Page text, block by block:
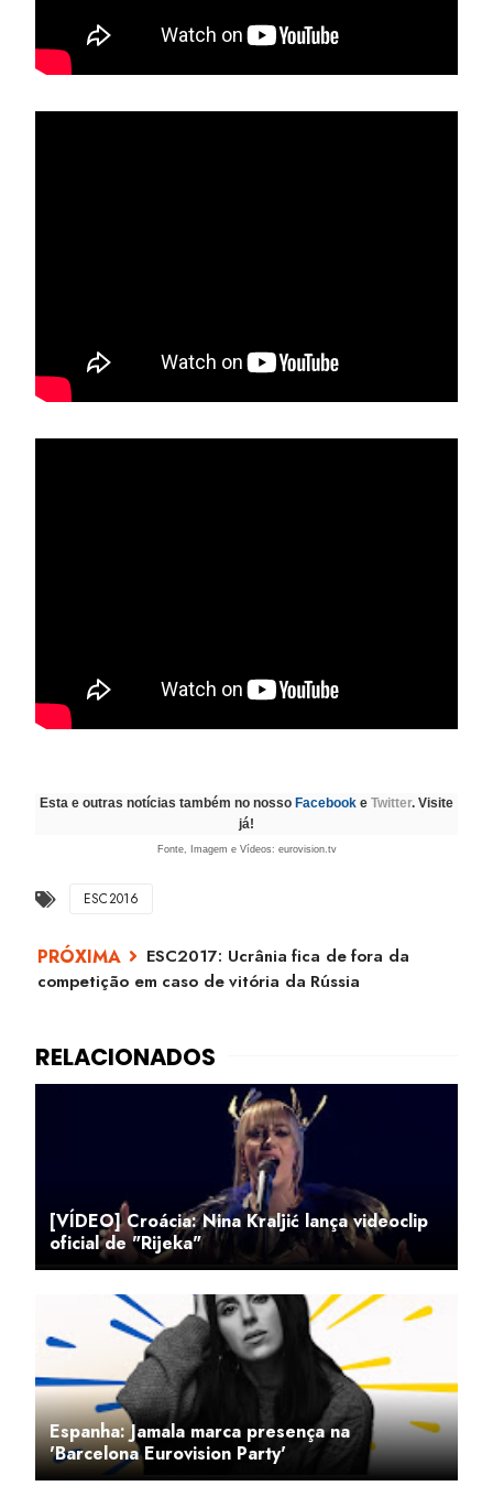
Esta e outras notícias também no nosso Facebook e Twitter. Visite
já!
Fonte, Imagem e Vídeos: eurovision.tv
ESC2016
ESC2017: Ucrânia fica de fora da
competição em caso de vitória da Rússia
[VÍDEO] Croácia: Nina Kraljić lança videoclip
oficial de "Rijeka"
Espanha: Jamala marca presença na
'Barcelona Eurovision Party'